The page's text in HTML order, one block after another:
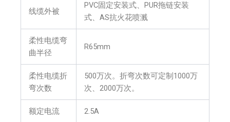
线缆外被
PVC固定安装式、PUR拖链安装
式、AS抗火花喷溅
柔性电缆弯
曲半径
R65mm
柔性电缆折
弯次数
500万次。折弯次数可定制1000万
次、2000万次。
额定电流 2.5A